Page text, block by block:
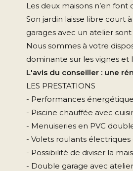
Les deux maisons n’en font
Son jardin laisse libre court
garages avec un atelier
Nous sommes à votre
dominante sur les vignes
L'avis du conseiller : une
LES PRESTATIONS
- Performances
- Piscine chauffée avec
- Menuiseries en PVC
- Volets roulants
- Possibilité de diviser la
- Double garage avec